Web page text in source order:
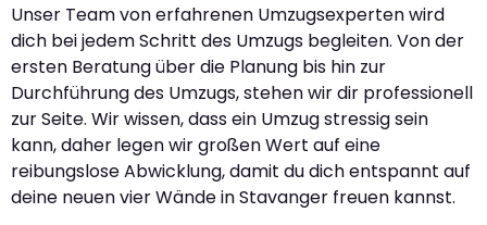
Unser Team von erfahrenen Umzugsexperten wird
dich bei jedem Schritt des Umzugs begleiten. Von der
ersten Beratung über die Planung bis hin zur
Durchführung des Umzugs, stehen wir dir professionell
zur Seite. Wir wissen, dass ein Umzug stressig sein
kann, daher legen wir großen Wert auf eine
reibungslose Abwicklung, damit du dich entspannt auf
deine neuen vier Wände in Stavanger freuen kannst.